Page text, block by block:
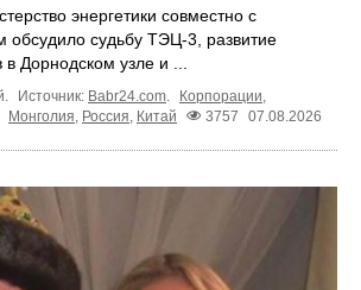
энергетики совместно с
обсудило судьбу ТЭЦ‑3, развитие
Дорнодском узле и ...
Источник: Babr24.com. Корпорации,
Монголия, Россия, Китай 3757 07.08.2026